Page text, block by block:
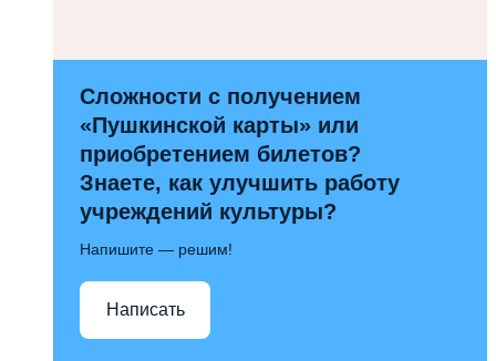
Сложности с получением
«Пушкинской карты» или
приобретением билетов?
Знаете, как улучшить работу
учреждений культуры?
Напишите — решим!
Написать